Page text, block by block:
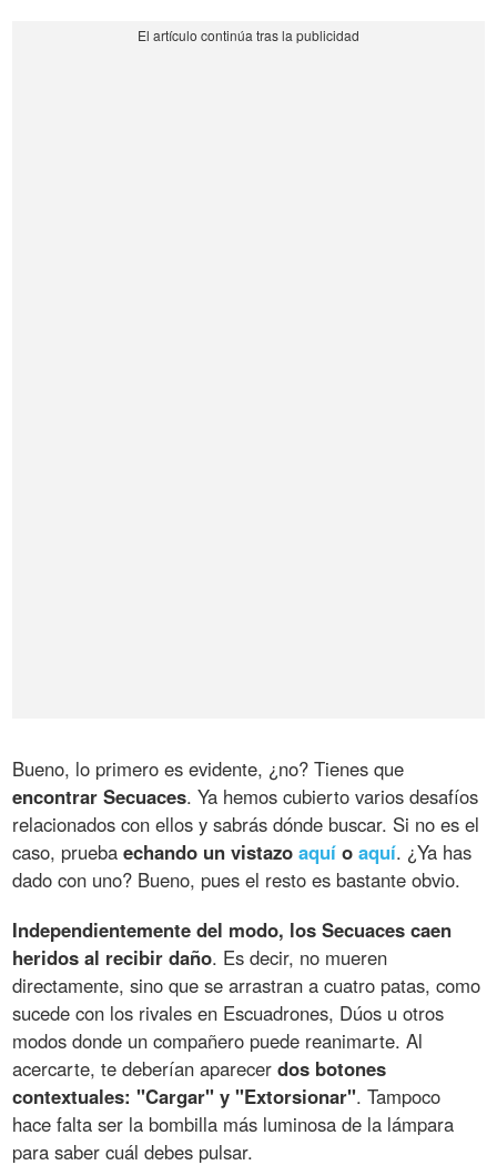
Bueno, lo primero es evidente, ¿no? Tienes que
encontrar Secuaces. Ya hemos cubierto varios desafíos
relacionados con ellos y sabrás dónde buscar. Si no es el
caso, pruebaechando un vistazoaquí oaquí. ¿Ya has
dado con uno? Bueno, pues el resto es bastante obvio.
Independientemente del modo, los Secuaces caen
heridos al recibir daño. Es decir, no mueren
directamente, sino que se arrastran a cuatro patas, como
sucede con los rivales en Escuadrones, Dúos u otros
modos donde un compañero puede reanimarte. Al
acercarte, te deberían aparecerdos botones
contextuales: "Cargar" y "Extorsionar". Tampoco
hace falta ser la bombilla más luminosa de la lámpara
para saber cuál debes pulsar.